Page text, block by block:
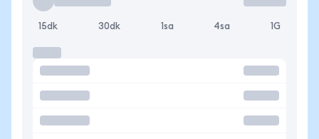
15dk 30dk 1sa 4sa 1G